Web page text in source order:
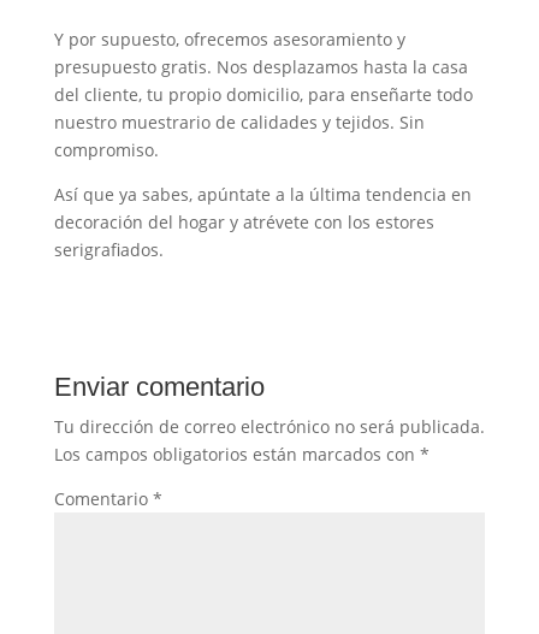
Y por supuesto, ofrecemos asesoramiento y
presupuesto gratis. Nos desplazamos hasta la casa
del cliente, tu propio domicilio, para enseñarte todo
nuestro muestrario de calidades y tejidos. Sin
compromiso.
Así que ya sabes, apúntate a la última tendencia en
decoración del hogar y atrévete con los estores
serigrafiados.
Enviar comentario
Tu dirección de correo electrónico no será publicada.
Los campos obligatorios están marcados con *
Comentario *